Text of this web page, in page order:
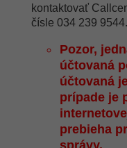
kontaktovať
čísle 034 239 9544.
Pozor,
účtovaná
účtovaná
prípade je
prebieha
správy.